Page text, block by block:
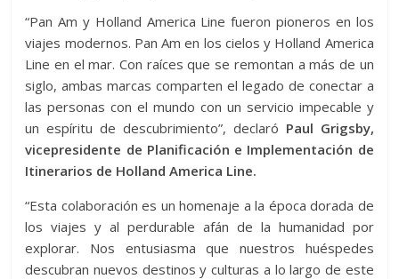
“Pan Am y Holland America Line fueron pioneros en los
viajes modernos. Pan Am en los cielos y Holland America
Line en el mar. Con raíces que se remontan a más de un
siglo, ambas marcas comparten el legado de conectar a
las personas con el mundo con un servicio impecable y
un espíritu de descubrimiento”, declaró Paul Grigsby,
vicepresidente de Planificación e Implementación de
Itinerarios de Holland America Line.
“Esta colaboración es un homenaje a la época dorada de
los viajes y al perdurable afán de la humanidad por
explorar. Nos entusiasma que nuestros huéspedes
descubran nuevos destinos y culturas a lo largo de este